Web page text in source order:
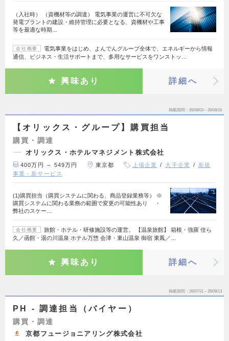
（入社時） （資機材等の調達） 電気事業の運営に不可欠な
発電プラントの建設・維持管理に必要となる、資機材や工事
等を最適な時期…
会社概要
電気事業をはじめ、よんでんグループ全体で、エネルギーから情報
通信、ビジネス・生活サポートまで、多用なサービスをワンストッ…
興味あり 詳細へ
掲載期間 26/08/03～26/08/16
【オリックス・グループ】購買担当
購買・調達
オリックス・ホテルマネジメント株式会社
400万円 ～ 549万円 東京都 上場企業 大手企業
新規
事業・新サービス
(1)購買担当（購買システムに関わる、商品登録業務等） ※
購買システムに関わる業務の範囲で変更の可能性あり ・
弊社のスケー…
会社概要
旅館・ホテル・研修施設等の運営。 【温泉旅館】 箱根・強羅 佳ら
久／函館・湯の川温泉 ホテル万惣 会津・東⼭温泉 御宿 東鳳／…
興味あり 詳細へ
掲載期間 26/07/31～26/08/13
PH - 調達担当（バイヤー）
購買・調達
京都フュージョニアリング株式会社